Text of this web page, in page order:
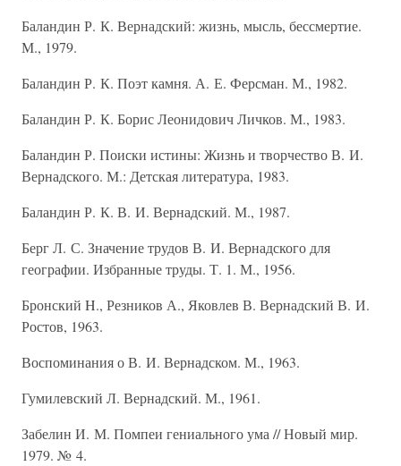
Баландин Р. К. Вернадский: жизнь, мысль, бессмертие.
М., 1979.
Баландин Р. К. Поэт камня. А. Е. Ферсман. М., 1982.
Баландин Р. К. Борис Леонидович Личков. М., 1983.
Баландин Р. Поиски истины: Жизнь и творчество В. И.
Вернадского. М.: Детская литература, 1983.
Баландин Р. К. В. И. Вернадский. М., 1987.
Берг Л. С. Значение трудов В. И. Вернадского для
географии. Избранные труды. Т. 1. М., 1956.
Бронский H., Резников А., Яковлев В. Вернадский В. И.
Ростов, 1963.
Воспоминания о В. И. Вернадском. М., 1963.
Гумилевский Л. Вернадский. М., 1961.
Забелин И. М. Помпеи гениального ума // Новый мир.
1979. № 4.